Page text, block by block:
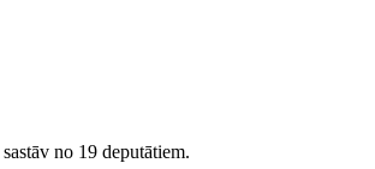
sastāv no 19 deputātiem.